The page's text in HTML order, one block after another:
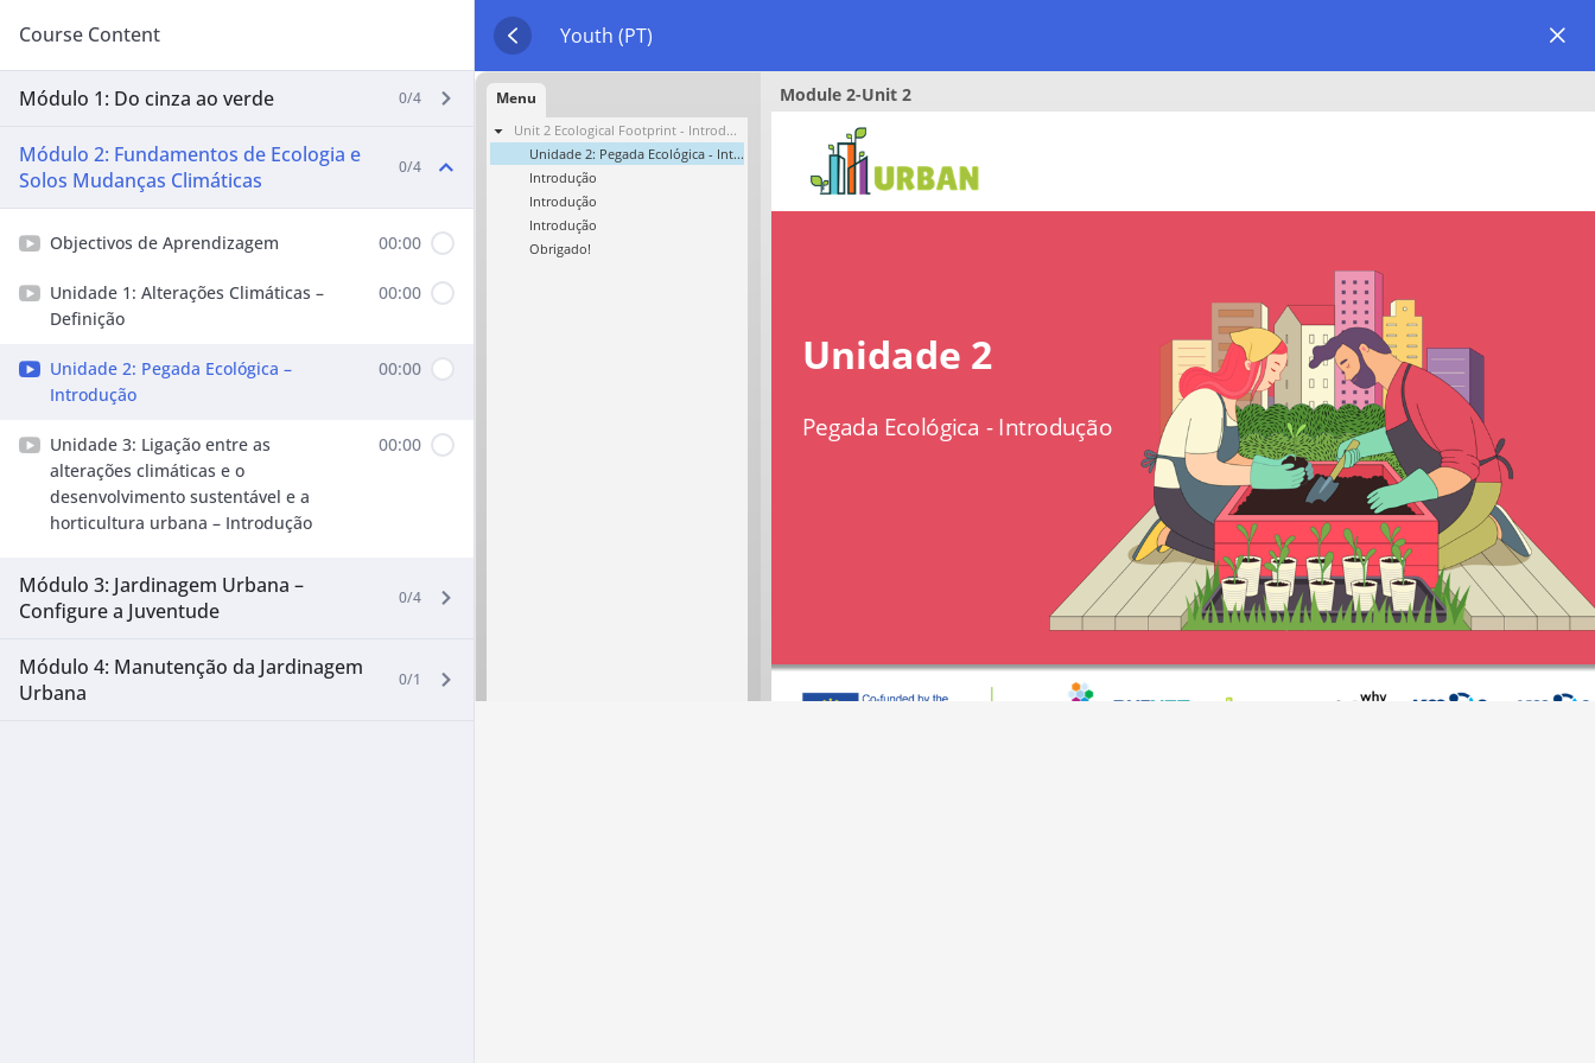
Course Content
Módulo 1: Do cinza ao verde 0/4
Módulo 2: Fundamentos de Ecologia e
Solos Mudanças Climáticas
0/4
Objectivos de Aprendizagem 00:00
Unidade 1: Alterações Climáticas –
Definição
00:00
Unidade 2: Pegada Ecológica –
Introdução
00:00
Unidade 3: Ligação entre as
alterações climáticas e o
desenvolvimento sustentável e a
horticultura urbana – Introdução
00:00
Módulo 3: Jardinagem Urbana –
Configure a Juventude
0/4
Módulo 4: Manutenção da Jardinagem
Urbana
0/1
Youth (PT)